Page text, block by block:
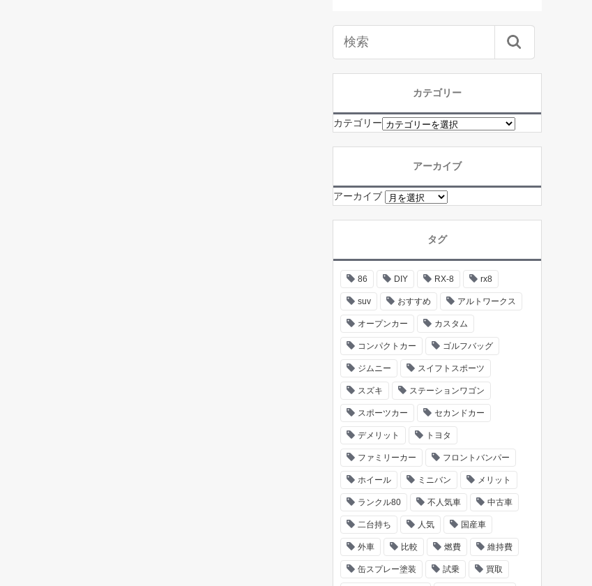
カテゴリー
カテゴリー
アーカイブ
アーカイブ
タグ
86 DIY RX-8 rx8
suv おすすめ アルトワークス
オープンカー カスタム
コンパクトカー ゴルフバッグ
ジムニー スイフトスポーツ
スズキ ステーションワゴン
スポーツカー セカンドカー
デメリット トヨタ
ファミリーカー フロントバンパー
ホイール ミニバン メリット
ランクル80 不人気車 中古車
二台持ち 人気 国産車
外車 比較 燃費 維持費
缶スプレー塗装 試乗 買取